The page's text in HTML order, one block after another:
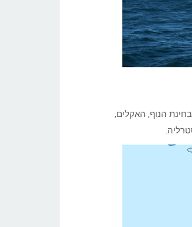
הנוף, האקלים,